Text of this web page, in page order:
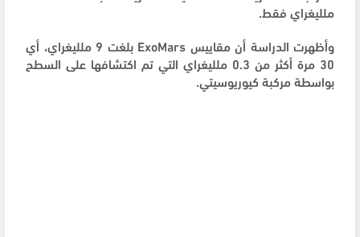
ملليغراي فقط.
وأظهرت الدراسة أن مقاييس ExoMars بلغت 9 ملليغراي، أي
30 مرة أكثر من 0.3 ملليغراي التي تم اكتشافها على السطح
بواسطة مركبة كيوريوسيتي.